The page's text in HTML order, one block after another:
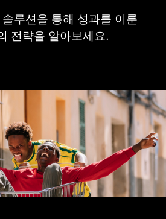
루션을 통해 성과를 이룬
전략을 알아보세요.